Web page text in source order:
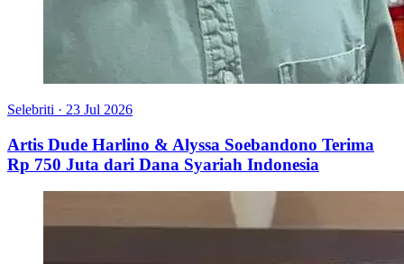
Selebriti · 23 Jul 2026
Artis Dude Harlino & Alyssa Soebandono Terima
Rp 750 Juta dari Dana Syariah Indonesia